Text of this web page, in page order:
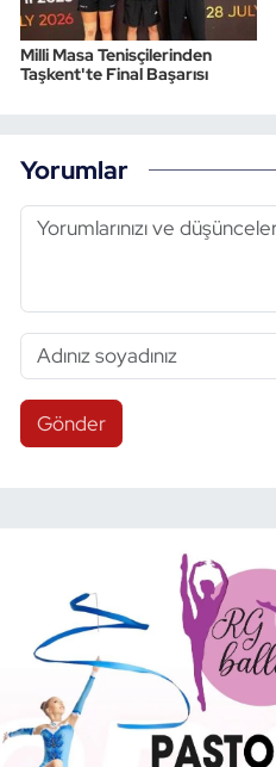
Milli Masa Tenisçilerinden
Taşkent'te Final Başarısı
Yorumlar
Gönder